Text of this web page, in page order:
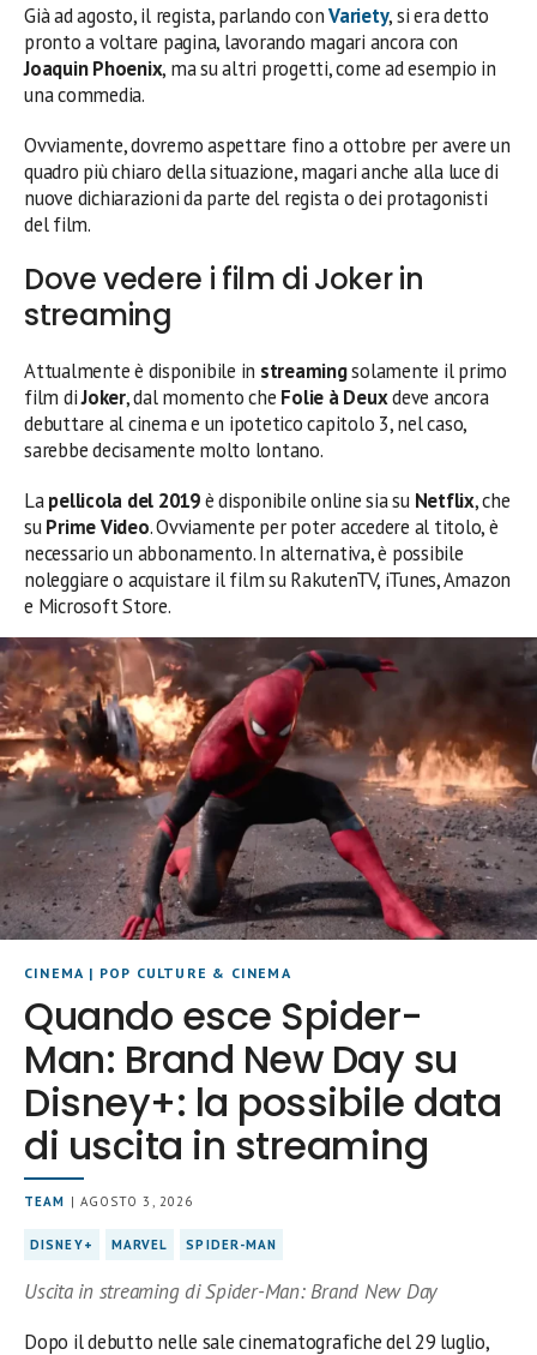
Già ad agosto, il regista, parlando conVariety, si era detto
pronto a voltare pagina, lavorando magari ancora con
Joaquin Phoenix, ma su altri progetti, come ad esempio in
una commedia.
Ovviamente, dovremo aspettare fino a ottobre per avere un
quadro più chiaro della situazione, magari anche alla luce di
nuove dichiarazioni da parte del regista o dei protagonisti
del film.
Dove vedere i film di Joker in
streaming
Attualmente è disponibile in streamingsolamente il primo
film diJoker, dal momento che Folie à Deuxdeve ancora
debuttare al cinema e un ipotetico capitolo 3, nel caso,
sarebbe decisamente molto lontano.
Lapellicola del 2019è disponibile online sia su Netflix, che
suPrime Video. Ovviamente per poter accedere al titolo, è
necessario un abbonamento. In alternativa, è possibile
noleggiare o acquistare il film su RakutenTV, iTunes, Amazon
e Microsoft Store.
CINEMA | POP CULTURE & CINEMA
Quando esce Spider-
Man: Brand New Day su
Disney+: la possibile data
di uscita in streaming
TEAM | AGOSTO 3, 2026
DISNEY+ MARVEL SPIDER-MAN
Uscita in streaming di Spider-Man: Brand New Day
Dopo il debutto nelle sale cinematografiche del 29 luglio,